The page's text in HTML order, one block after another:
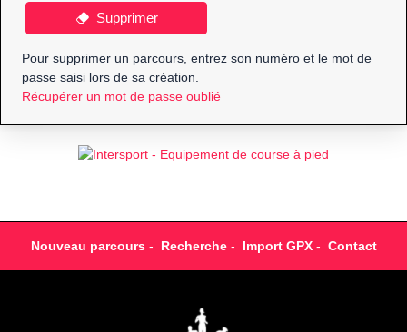
Supprimer
Pour supprimer un parcours, entrez son numéro et le mot de
passe saisi lors de sa création.
Récupérer un mot de passe oublié
Nouveau parcours- Recherche- Import GPX- Contact